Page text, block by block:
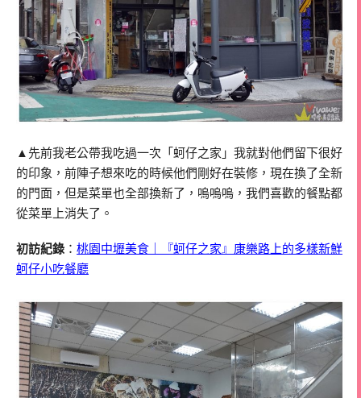
▲先前我老公帶我吃過一次「蚵仔之家」我就對他們留下很好
的印象，前陣子想來吃的時候他們剛好在裝修，現在換了全新
的門面，但是菜單也全部換新了，嗚嗚嗚，我們喜歡的餐點都
從菜單上消失了。
初訪紀錄 ： 桃園中壢美食｜『蚵仔之家』康樂路上的多樣新鮮
蚵仔小吃餐廳